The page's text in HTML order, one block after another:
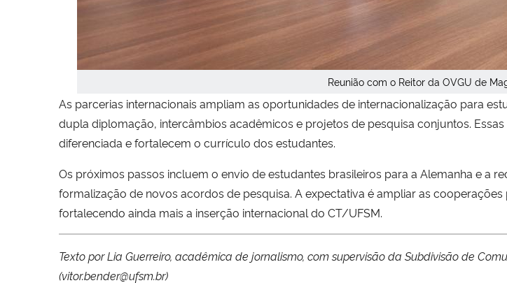
Reunião com o Reitor da OVGU de
As parcerias internacionais ampliam as oportunidades de internacionalização para
dupla diplomação, intercâmbios acadêmicos e projetos de pesquisa conjuntos.
diferenciada e fortalecem o currículo dos estudantes.
Os próximos passos incluem o envio de estudantes brasileiros para a Alemanha e a
formalização de novos acordos de pesquisa. A expectativa é ampliar as
fortalecendo ainda mais a inserção internacional do CT/UFSM.
Texto por Lia Guerreiro, acadêmica de jornalismo, com supervisão da Subdivisão de
(vitor.bender@ufsm.br)